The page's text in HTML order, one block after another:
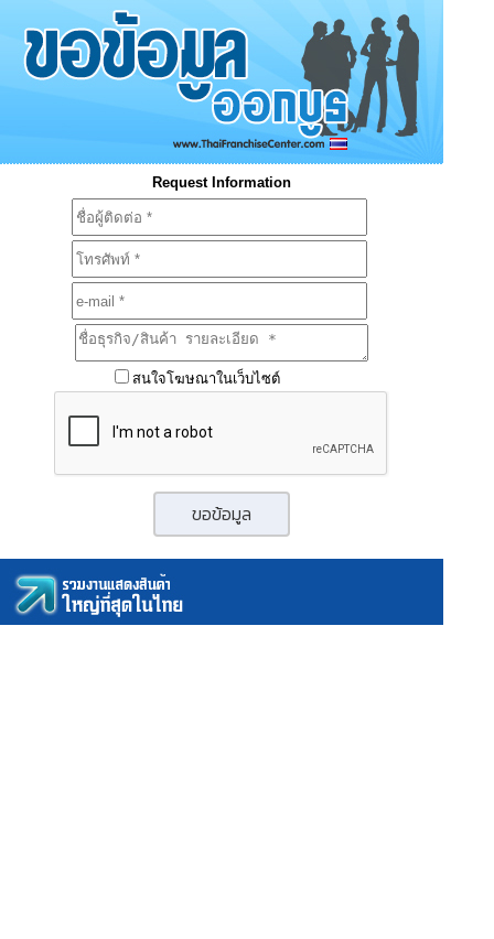
Request Information
สนใจโฆษณาในเว็บไซต์